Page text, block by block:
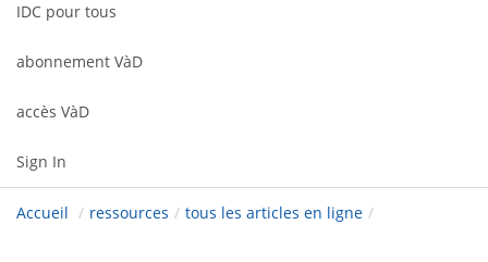
IDC pour tous
abonnement VàD
accès VàD
Sign In
Accueil / ressources / tous les articles en ligne /